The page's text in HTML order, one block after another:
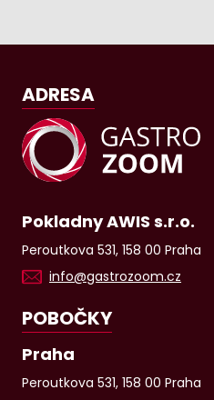
ADRESA
Pokladny AWIS s.r.o.
Peroutkova 531, 158 00 Praha
info@gastrozoom.cz
POBOČKY
Praha
Peroutkova 531, 158 00 Praha